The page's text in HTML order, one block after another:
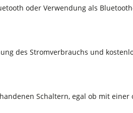
oder Verwendung als
des Stromverbrauchs und
Schaltern, egal ob mit einer